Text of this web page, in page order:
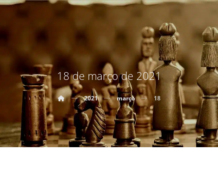
18 de março de 2021
2021 março 18